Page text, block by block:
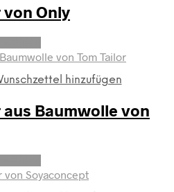
auf.
Die
Optionen
können
auf
der
Produktseite
werden
Only
Dieses
Produkt
weist
mehrere
auf.
Die
auf
der
Produktseite
hinzufügen
Baumwolle von
Dieses
Produkt
weist